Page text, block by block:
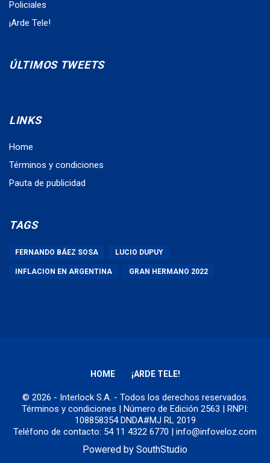
Policiales
¡Arde Tele!
ÚLTIMOS TWEETS
LINKS
Home
Términos y condiciones
Pauta de publicidad
TAGS
FERNANDO BÁEZ SOSA LUCIO DUPUY
INFLACION EN ARGENTINA GRAN HERMANO 2022
HOME ¡ARDE TELE!
© 2026 - Interlock S.A. - Todos los derechos reservados.
Términos y condiciones | Número de Edición 2563 | RNPI:
108858354 DNDA#MJ RL 2019
Teléfono de contacto: 54 11 4322 6770 | info@infoveloz.com
Powered by SouthStudio